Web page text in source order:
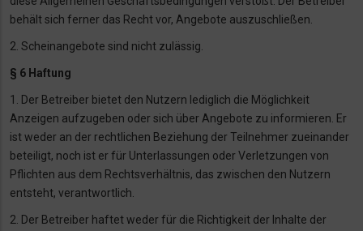
behältsich ferner das Recht vor, Angebote auszuschließen.
2. Scheinangebote sind nicht zulässig.
§ 6 Haftung
1. Der Betreiber bietet den Nutzern lediglich die Möglichkeit
Anzeigen aufzugeben oder sich über Angebote zu informieren. Er
ist weder an der rechtlichen Beziehung der Teilnehmer zueinander
beteiligt, noch ist er für Unterlassungen oder Verletzungen von
Pflichten aus dem Rechtsverhältnis, das zwischen den Nutzern
entsteht, verantwortlich.
2. Der Betreiber haftet weder für die Richtigkeit der Inhalte der